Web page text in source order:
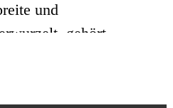
und
gehört